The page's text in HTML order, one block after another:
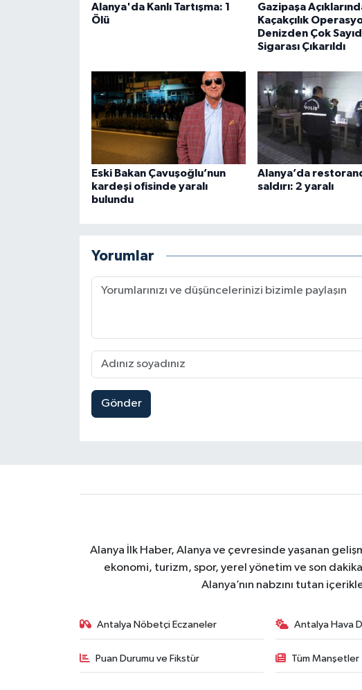
Alanya'da Kanlı Tartışma: 1
Ölü
Gazipaşa
Kaçakçılık
Denizden Çok
Sigarası Çıkarıldı
Eski Bakan Çavuşoğlu’nun
kardeşi ofisinde yaralı
bulundu
Alanya’da
saldırı: 2 yaralı
Yorumlar
Gönder
Alanya İlk Haber, Alanya ve çevresinde yaşanan
ekonomi, turizm, spor, yerel yönetim ve son
Alanya’nın nabzını tutan
Antalya Nöbetçi Eczaneler Antalya Hava
Puan Durumu ve Fikstür Tüm Manşetler